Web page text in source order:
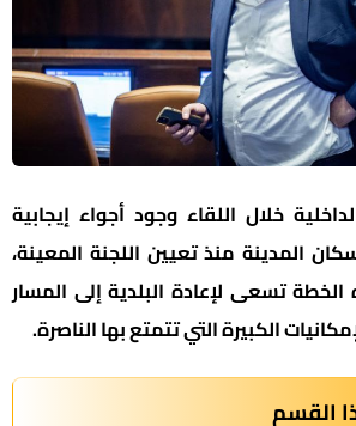
خلال اللقاء وجود أجواء إيجابية
المدينة منذ تعيين اللجنة المعينة،
تسعى لإعادة البلدية إلى المسار
الكبيرة التي تتمتع بها الناصرة.
القسم